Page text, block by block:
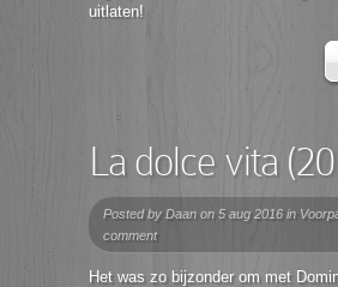
uitlaten!
La dolce vita
Posted by Daan on 5 aug 2016 in
comment
Het was zo bijzonder om met